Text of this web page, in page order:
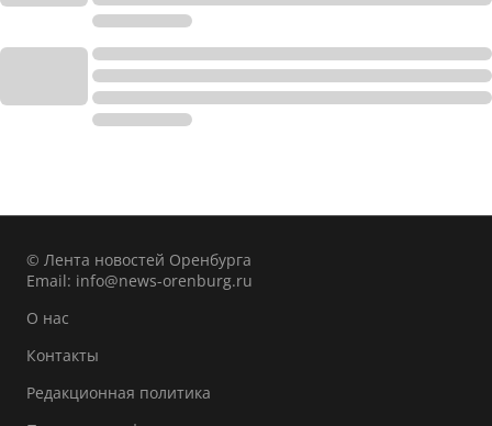
© Лента новостей Оренбурга
Email: info@news-orenburg.ru
О нас
Контакты
Редакционная политика